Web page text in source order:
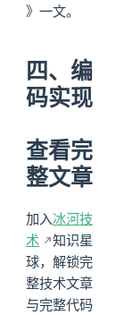
》一文。
四、编
码实现
查看完
整文章
加入冰河技
术
知识星
球，解锁完
整技术文章
与完整代码